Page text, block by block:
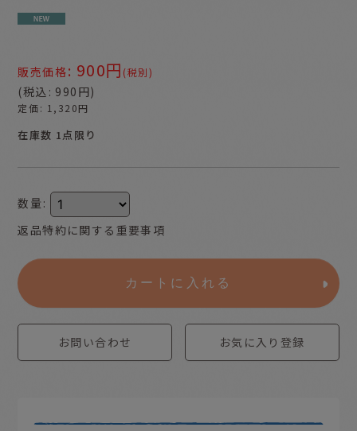
販売価格: 900円 (税別)
(税込 : 990 円)
定価: 1,320円
在庫数 1点限り
数量 :
返品特約に関する重要事項
カートに入れる
お問い合わせ お気に入り登録